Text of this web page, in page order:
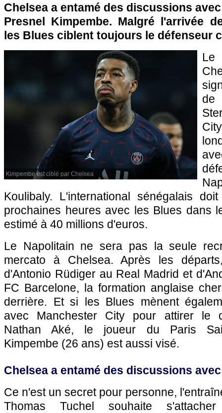
Chelsea a entamé des discussions
Presnel Kimpembe. Malgré l'arrivée
les Blues ciblent toujours le défenseur
Kimpembe est ciblé par Chelsea
Le
Koulibaly. L'international sénégalais
prochaines heures avec les Blues dans
estimé à 40 millions d'euros.
Le Napolitain ne sera pas la seule
mercato à Chelsea. Après les
d'Antonio Rüdiger au Real Madrid et
FC Barcelone, la formation anglaise
derrière. Et si les Blues mènent
avec Manchester City pour attirer le
Nathan Aké, le joueur du Paris
Kimpembe (26 ans) est aussi visé.
Chelsea a entamé des discussions avec
Ce n'est un secret pour personne,
Thomas Tuchel souhaite